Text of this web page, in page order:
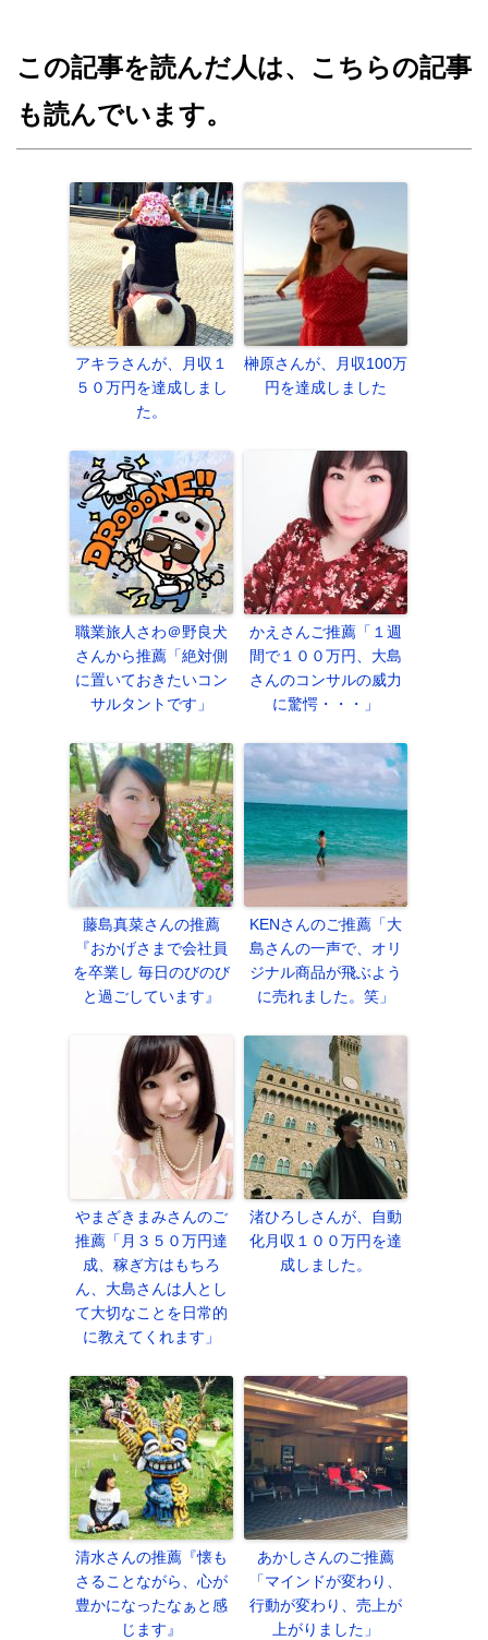
この記事を読んだ人は、こちらの記事
も読んでいます。
アキラさんが、月収１
５０万円を達成しまし
た。
榊原さんが、月収100万
円を達成しました
職業旅人さわ＠野良犬
さんから推薦「絶対側
に置いておきたいコン
サルタントです」
かえさんご推薦「１週
間で１００万円、大島
さんのコンサルの威力
に驚愕・・・」
藤島真菜さんの推薦
『おかげさまで会社員
を卒業し 毎日のびのび
と過ごしています』
KENさんのご推薦「大
島さんの一声で、オリ
ジナル商品が飛ぶよう
に売れました。笑」
やまざきまみさんのご
推薦「月３５０万円達
成、稼ぎ方はもちろ
ん、大島さんは人とし
て大切なことを日常的
に教えてくれます」
渚ひろしさんが、自動
化月収１００万円を達
成しました。
清水さんの推薦『懐も
さることながら、心が
豊かになったなぁと感
じます』
あかしさんのご推薦
「マインドが変わり、
行動が変わり、売上が
上がりました」